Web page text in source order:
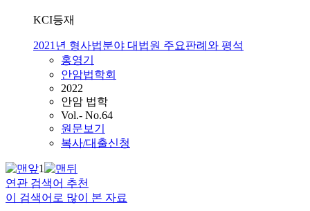
KCI등재
2021년 형사법분야 대법원 주요판례와 평석
홍영기
안암법학회
2022
안암 법학
Vol.- No.64
원문보기
복사/대출신청
1
연관 검색어 추천
이 검색어로 많이 본 자료